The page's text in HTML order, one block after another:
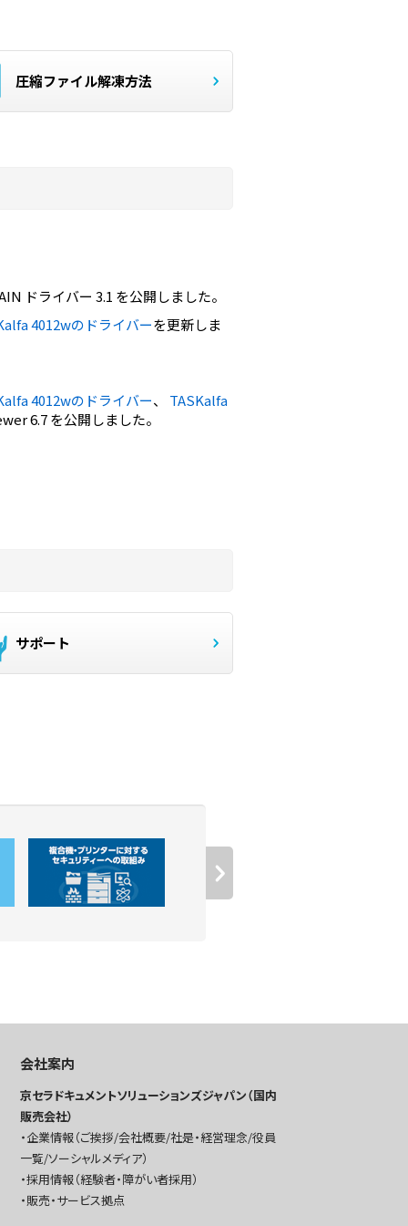
圧縮ファイル解凍方法
ドライバー 3.1 を公開しました。
4012wのドライバーを更新しま
4012wのドライバー、 TASKalfa
6.7 を公開しました。
サポート
会社案内
京セラドキュメントソリューションズジャパン（国内
販売会社）
企業情報（ご挨拶/会社概要/社是・経営理念/役員
一覧/ソーシャルメディア）
採用情報（経験者・障がい者採用）
販売・サービス拠点